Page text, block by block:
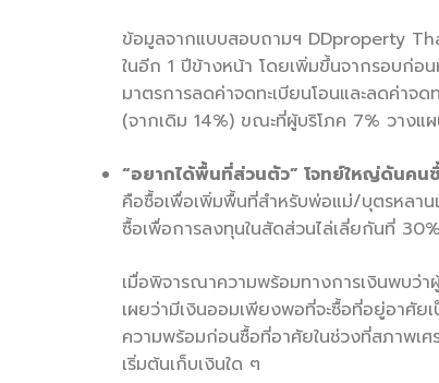
ข้อมูลจากแบบสอบถามฯ DDproperty
ในอีก 1 ปีข้างหน้า โดยเพิ่มขึ้นจากรอบก่อ
มาตรการลดค่าจดทะเบียนโอนและลดค่า
(จากเดิม 14%) ขณะที่ผู้บริโภค 7% วางแ
“อยากได้พื้นที่ส่วนตัว” โจทย์ใหญ่ดันคน
คือซื้อเพื่อเพิ่มพื้นที่สำหรับพ่อแม่/บุตรหลาน
ซื้อเพื่อการลงทุนในสัดส่วนไล่เลี่ยกันที่
เมื่อพิจารณาความพร้อมทางการเงินพบว่
เผยว่ามีเงินออมเพียงพอที่จะซื้อที่อยู่อาศัย
ความพร้อมก่อนซื้อที่อาศัยในช่วงที่สภาพเ
เริ่มต้นเก็บเงินใด ๆ